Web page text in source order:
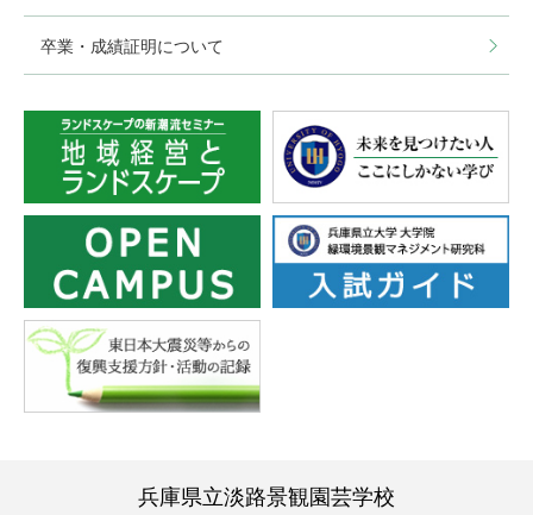
卒業・成績証明について
兵庫県立淡路景観園芸学校